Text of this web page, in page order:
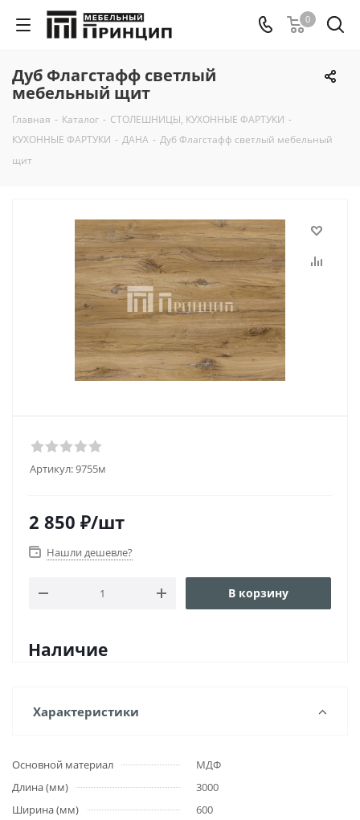
0
Дуб Флагстафф светлый
мебельный щит
Главная - Каталог - СТОЛЕШНИЦЫ, КУХОННЫЕ ФАРТУКИ -
КУХОННЫЕ ФАРТУКИ - ДАНА - Дуб Флагстафф светлый мебельный
щит
Артикул:9755м
2 850 ₽/шт
Нашли дешевле?
В корзину
Наличие
Характеристики
Основной материал
МДФ
Длина (мм)
3000
Ширина (мм)
600